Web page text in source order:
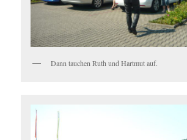
Dann tauchen Ruth und Hartmut auf.